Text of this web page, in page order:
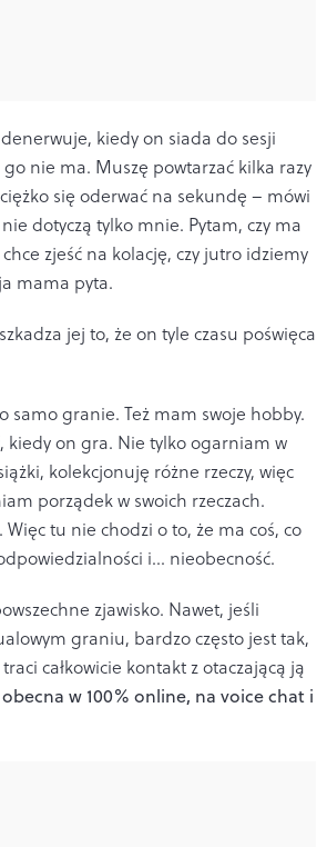
kiedy on siada do sesji
nie ma. Muszę powtarzać kilka razy
się oderwać na sekundę – mówi
dotyczą tylko mnie. Pytam, czy ma
zjeść na kolację, czy jutro idziemy
mama pyta.
jej to, że on tyle czasu poświęca
samo granie. Też mam swoje hobby.
kiedy on gra. Nie tylko ogarniam w
kolekcjonuję różne rzeczy, więc
porządek w swoich rzeczach.
Więc tu nie chodzi o to, że ma coś, co
i… nieobecność.
zjawisko. Nawet, jeśli
graniu, bardzo często jest tak,
całkowicie kontakt z otaczającą ją
obecna w 100% online, na voice chat i